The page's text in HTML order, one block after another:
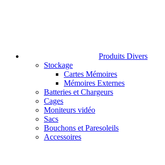
Produits Divers
Stockage
Cartes Mémoires
Mémoires Externes
Batteries et Chargeurs
Cages
Moniteurs vidéo
Sacs
Bouchons et Paresoleils
Accessoires